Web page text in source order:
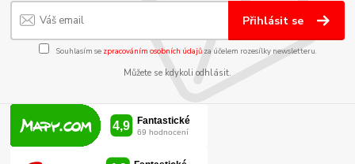
Přihlásit se
Souhlasím se zpracováním osobních údajůza účelem rozesílky newsletteru.
Můžete se kdykoli odhlásit.